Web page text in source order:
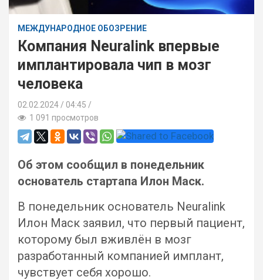
МЕЖДУНАРОДНОЕ ОБОЗРЕНИЕ
Компания Neuralink впервые
имплантировала чип в мозг
человека
02.02.2024
04:45 /
1 091 просмотров
Об этом сообщил в понедельник
основатель стартапа Илон Маск.
В понедельник основатель Neuralink
Илон Маск заявил, что первый пациент,
которому был вживлён в мозг
разработанный компанией имплант,
чувствует себя хорошо.